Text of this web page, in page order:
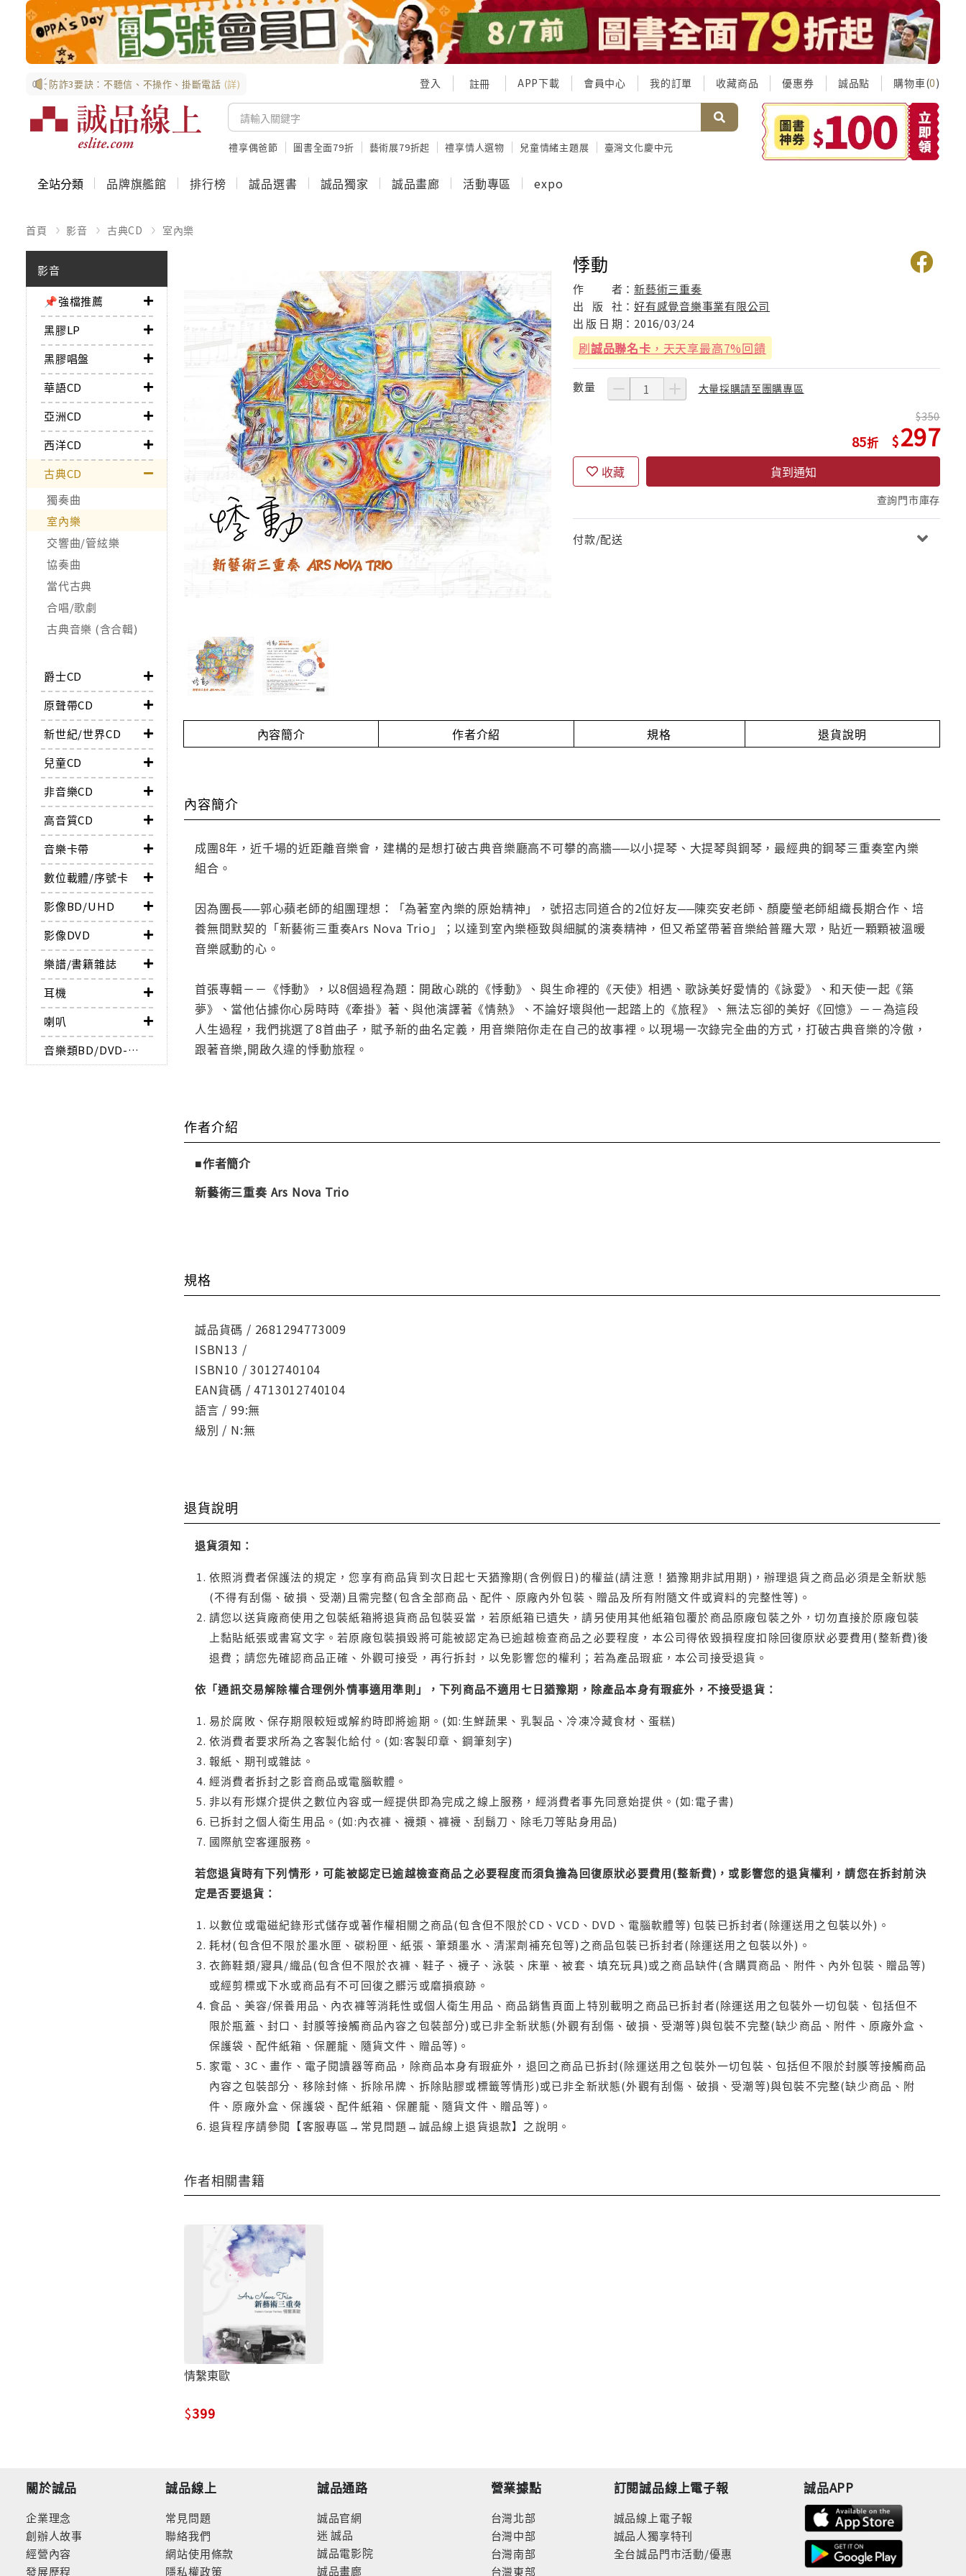
防詐3要訣：不聽信、不操作、掛斷電話 (詳) 登入 註冊 APP下載 會員中心 我的訂單 收藏商品 優惠券 誠品點 購物車(0)
禮享偶爸節 圖書全面79折 藝術展79折起 禮享情人選物 兒童情緒主題展 臺灣文化慶中元
全站分類 品牌旗艦館 排行榜 誠品選書 誠品獨家 誠品畫廊 活動專區 expo
首頁 影音 古典CD 室內樂
影音
📌強檔推薦
黑膠LP
黑膠唱盤
華語CD
亞洲CD
西洋CD
古典CD
獨奏曲
室內樂
交響曲/管絃樂
協奏曲
當代古典
合唱/歌劇
古典音樂 (含合輯)
爵士CD
原聲帶CD
新世紀/世界CD
兒童CD
非音樂CD
高音質CD
音樂卡帶
數位載體/序號卡
影像BD/UHD
影像DVD
樂譜/書籍雜誌
耳機
喇叭
音樂類BD/DVD-AUDIO
悸動
作 者：新藝術三重奏
出
版 社：好有感覺音樂事業有限公司
出 版 日 期： 2016/03/24
刷誠品聯名卡 ，天天享最高7%回饋
數量 大量採購請至團購專區
85
350
297
收藏 貨到通知
查詢門市庫存
付款/配送
內容簡介 作者介紹 規格 退貨說明
內容簡介
成團8年，近千場的近距離音樂會，建構的是想打破古典音樂廳高不可攀的高牆──以小提琴、大提琴與鋼琴，最經典的鋼琴三重奏室內樂
組合。
因為團長──郭心蘋老師的組團理想：「為著室內樂的原始精神」，號招志同道合的2位好友──陳奕安老師、顏慶瑩老師組織長期合作、培
養無間默契的「新藝術三重奏Ars Nova Trio」；以達到室內樂極致與細膩的演奏精神，但又希望帶著音樂給普羅大眾，貼近一顆顆被溫暖
音樂感動的心。
首張專輯－－《悸動》，以8個過程為題：開啟心跳的《悸動》、與生命裡的《天使》相遇、歌詠美好愛情的《詠愛》、和天使一起《築
夢》、當他佔據你心房時時《牽掛》著、與他演譯著《情熱》、不論好壞與他一起踏上的《旅程》、無法忘卻的美好《回憶》－－為這段
人生過程，我們挑選了8首曲子，賦予新的曲名定義，用音樂陪你走在自己的故事裡。以現場一次錄完全曲的方式，打破古典音樂的冷傲，
跟著音樂,開啟久違的悸動旅程。
作者介紹
■作者簡介
新藝術三重奏 Ars Nova Trio
規格
誠品貨碼 / 2681294773009
ISBN13 /
ISBN10 / 3012740104
EAN貨碼 / 4713012740104
語言 / 99:無
級別 / N:無
退貨說明
退貨須知：
依照消費者保護法的規定，您享有商品貨到次日起七天猶豫期(含例假日)的權益(請注意！猶豫期非試用期)，辦理退貨之商品必須是全新狀態
(不得有刮傷、破損、受潮)且需完整(包含全部商品、配件、原廠內外包裝、贈品及所有附隨文件或資料的完整性等)。
請您以送貨廠商使用之包裝紙箱將退貨商品包裝妥當，若原紙箱已遺失，請另使用其他紙箱包覆於商品原廠包裝之外，切勿直接於原廠包裝
上黏貼紙張或書寫文字。若原廠包裝損毀將可能被認定為已逾越檢查商品之必要程度，本公司得依毀損程度扣除回復原狀必要費用(整新費)後
退費；請您先確認商品正確、外觀可接受，再行拆封，以免影響您的權利；若為產品瑕疵，本公司接受退貨。
依「通訊交易解除權合理例外情事適用準則」，下列商品不適用七日猶豫期，除產品本身有瑕疵外，不接受退貨：
易於腐敗、保存期限較短或解約時即將逾期。(如:生鮮蔬果、乳製品、冷凍冷藏食材、蛋糕)
依消費者要求所為之客製化給付。(如:客製印章、鋼筆刻字)
報紙、期刊或雜誌。
經消費者拆封之影音商品或電腦軟體。
非以有形媒介提供之數位內容或一經提供即為完成之線上服務，經消費者事先同意始提供。(如:電子書)
已拆封之個人衛生用品。(如:內衣褲、襪類、褲襪、刮鬍刀、除毛刀等貼身用品)
國際航空客運服務。
若您退貨時有下列情形，可能被認定已逾越檢查商品之必要程度而須負擔為回復原狀必要費用(整新費)，或影響您的退貨權利，請您在拆封前決
定是否要退貨：
以數位或電磁紀錄形式儲存或著作權相關之商品(包含但不限於CD、VCD、DVD、電腦軟體等) 包裝已拆封者(除運送用之包裝以外)。
耗材(包含但不限於墨水匣、碳粉匣、紙張、筆類墨水、清潔劑補充包等)之商品包裝已拆封者(除運送用之包裝以外)。
衣飾鞋類/寢具/織品(包含但不限於衣褲、鞋子、襪子、泳裝、床單、被套、填充玩具)或之商品缺件(含購買商品、附件、內外包裝、贈品等)
或經剪標或下水或商品有不可回復之髒污或磨損痕跡。
食品、美容/保養用品、內衣褲等消耗性或個人衛生用品、商品銷售頁面上特別載明之商品已拆封者(除運送用之包裝外一切包裝、包括但不
限於瓶蓋、封口、封膜等接觸商品內容之包裝部分)或已非全新狀態(外觀有刮傷、破損、受潮等)與包裝不完整(缺少商品、附件、原廠外盒、
保護袋、配件紙箱、保麗龍、隨貨文件、贈品等)。
家電、3C、畫作、電子閱讀器等商品，除商品本身有瑕疵外，退回之商品已拆封(除運送用之包裝外一切包裝、包括但不限於封膜等接觸商品
內容之包裝部分、移除封條、拆除吊牌、拆除貼膠或標籤等情形)或已非全新狀態(外觀有刮傷、破損、受潮等)與包裝不完整(缺少商品、附
件、原廠外盒、保護袋、配件紙箱、保麗龍、隨貨文件、贈品等)。
退貨程序請參閱【客服專區→常見問題→誠品線上退貨退款】之說明。
作者相關書籍
情繫東歐
399
關於誠品
企業理念
創辦人故事
經營內容
發展歷程
誠品線上
常見問題
聯絡我們
網站使用條款
隱私權政策
誠品通路
誠品官網
迷 誠品
誠品電影院
誠品畫廊
營業據點
台灣北部
台灣中部
台灣南部
台灣東部
訂閱誠品線上電子報
誠品線上電子報
誠品人獨享特刊
全台誠品門市活動/優惠
誠品APP